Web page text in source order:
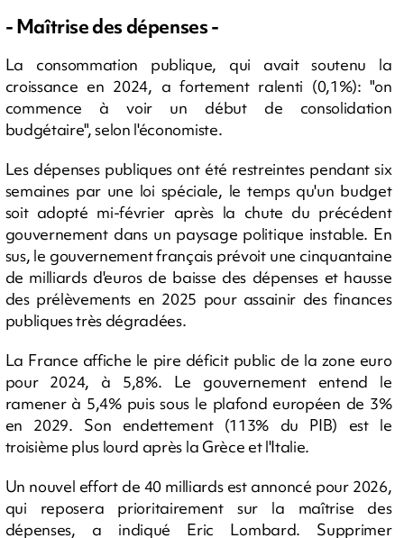
- Maîtrise des dépenses -
La consommation publique, qui avait soutenu la
croissance en 2024, a fortement ralenti (0,1%): "on
commence à voir un début de consolidation
budgétaire", selon l'économiste.
Les dépenses publiques ont été restreintes pendant six
semaines par une loi spéciale, le temps qu'un budget
soit adopté mi-février après la chute du précédent
gouvernement dans un paysage politique instable. En
sus, le gouvernement français prévoit une cinquantaine
de milliards d'euros de baisse des dépenses et hausse
des prélèvements en 2025 pour assainir des finances
publiques très dégradées.
La France affiche le pire déficit public de la zone euro
pour 2024, à 5,8%. Le gouvernement entend le
ramener à 5,4% puis sous le plafond européen de 3%
en 2029. Son endettement (113% du PIB) est le
troisième plus lourd après la Grèce et l'Italie.
Un nouvel effort de 40 milliards est annoncé pour 2026,
qui reposera prioritairement sur la maîtrise des
dépenses, a indiqué Eric Lombard. Supprimer